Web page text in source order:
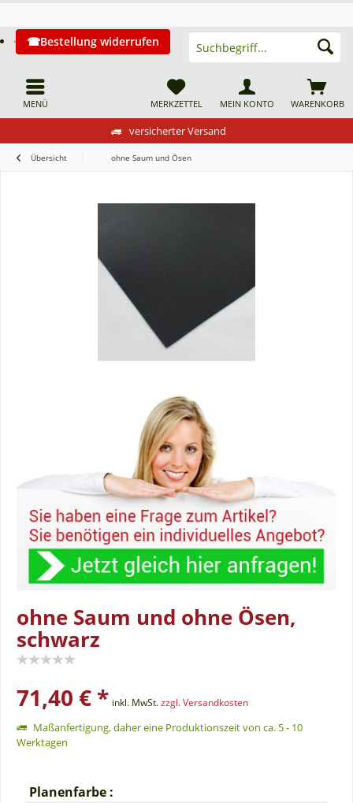
versicherter Versand
MENÜ
Bestellung widerrufen
WARENKORB
MERKZETTEL MEIN KONTO
Übersicht ohne Saum und Ösen
ohne Saum und ohne Ösen,
schwarz
71,40 € * inkl. MwSt.zzgl. Versandkosten
Maßanfertigung, daher eine Produktionszeit von ca. 5 - 10
Werktagen
Planenfarbe :